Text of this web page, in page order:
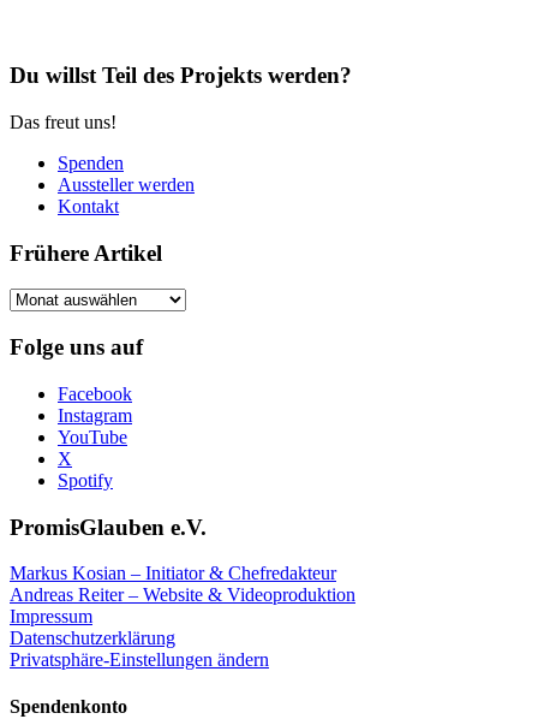
Du willst Teil des Projekts werden?
Das freut uns!
Spenden
Aussteller werden
Kontakt
Frühere Artikel
Frühere
Folge uns auf
Facebook
Instagram
YouTube
X
Spotify
PromisGlauben e.V.
Markus Kosian – Initiator & Chefredakteur
Andreas Reiter – Website & Videoproduktion
Impressum
Datenschutzerklärung
Privatsphäre-Einstellungen ändern
Spendenkonto